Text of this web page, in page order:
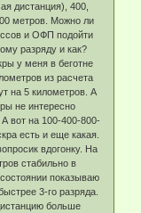
дистанция), 400,
метров. Можно ли
и ОФП подойти
разряду и как?
у меня в беготне
из расчета
на 5 километров. А
не интересно
А вот на 100-400-800-
есть и еще какая.
вдогонку. На
стабильно в
показываю
3-го разряда.
больше